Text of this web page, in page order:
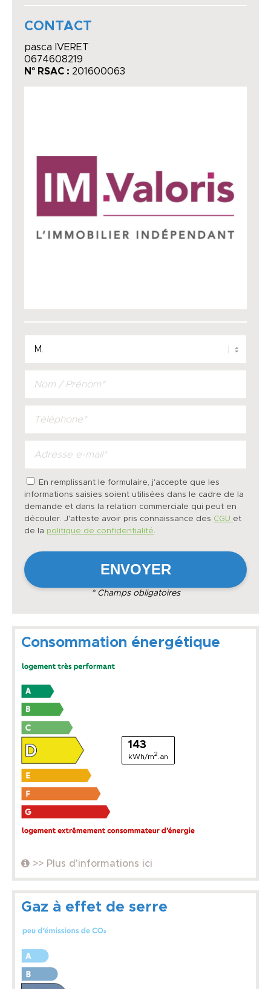
CONTACT
pasca lVERET
0674608219
N° RSAC : 201600063
En remplissant le formulaire, j'accepte que les
informations saisies soient utilisées dans le cadre de la
demande et dans la relation commerciale qui peut en
découler. J'atteste avoir pris connaissance des CGU et
de la politique de confidentialité.
* Champs obligatoires
Consommation énergétique
143
kWh/m2 .an
>> Plus d'informations ici
Gaz à effet de serre